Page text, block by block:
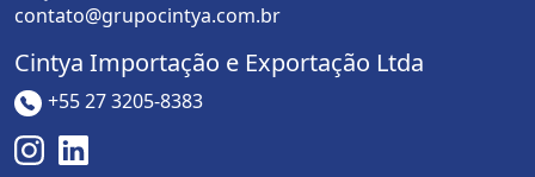
contato@grupocintya.com.br
Cintya Importação e Exportação Ltda
+55 27 3205-8383